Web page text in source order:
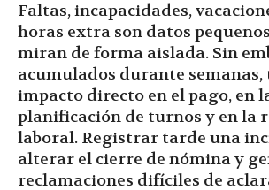
Faltas, incapacidades,
horas extra son datos
miran de forma aislada. Sin
acumulados durante semanas,
impacto directo en el pago, en
planificación de turnos y en la
laboral. Registrar tarde una
alterar el cierre de nómina y
reclamaciones difíciles de